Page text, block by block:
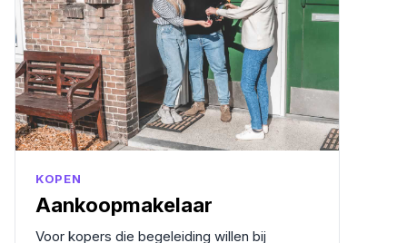
KOPEN
Aankoopmakelaar
Voor kopers die begeleiding willen bij